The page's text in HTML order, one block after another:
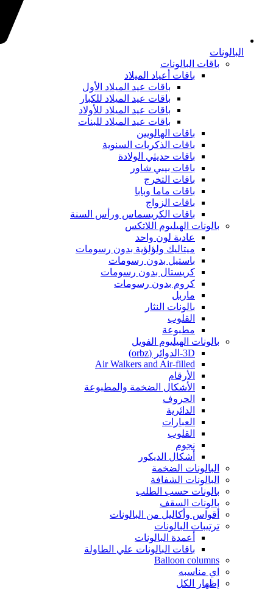
البالونات
باقات البالونات
باقات أعياد الميلاد
باقات عيد الميلاد الأول
باقات عيد الميلاد للكبار
باقات عيد الميلاد للأولاد
باقات عيد الميلاد للبنات
باقات الهالويين
باقات الذكريات السنوية
باقات حديثي الولادة
باقات بيبي شاور
باقات التخرج
باقات ماما وبابا
باقات الزواج
باقات الكريسماس ورأس السنة
بالونات الهيليوم اللاتكس
عادية لون واحد
ميتاليك ولؤلؤية بدون رسومات
باستيل بدون رسومات
كريستال بدون رسومات
كروم بدون رسومات
ماربل
بالونات النثار
القلوب
مطبوعة
بالونات الهيليوم الفويل
3D-الدوائر (orbz)
Air Walkers and Air-filled
الأرقام
الأشكال الضخمة والمطبوعة
الحروف
الدائرية
العبارات
القلوب
نجوم
أشكال الديكور
البالونات الضخمة
البالونات الشفافة
بالونات حسب الطلب
بالونات السقف
أقواس وأكاليل من البالونات
ترتيبات البالونات
أعمدة البالونات
باقات البالونات علي الطاولة
Balloon columns
اي مناسبه
إظهار الكل